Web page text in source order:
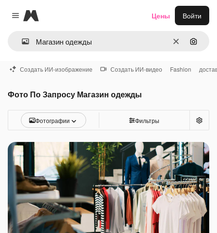
Close menu
Magnific
ОчиститьПоиск
Цены Войти
Создать ИИ-изображение Создать ИИ-видео Fashion
Фото По Запросу Магазин одежды
Фотографии Фильтры